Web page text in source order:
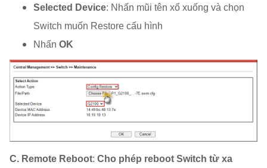
Selected Device: Nhấn mũi tên xổ xuống và chọn
Switch muốn Restore cấu hình
Nhấn OK
C. Remote Reboot: Cho phép reboot Switch từ xa